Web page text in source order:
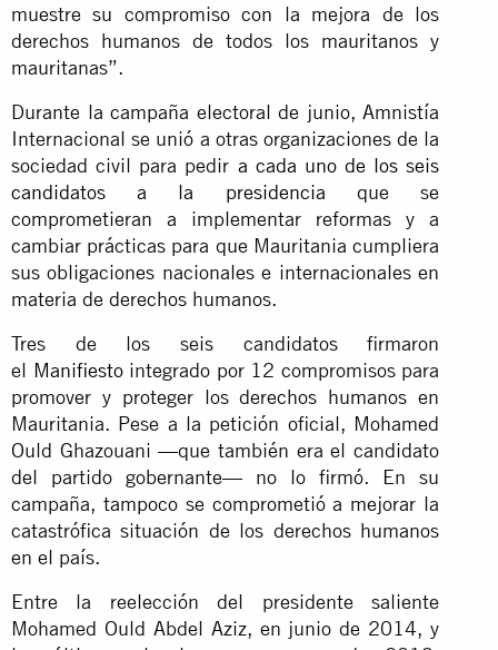
muestre su compromiso con la mejora de los
derechos humanos de todos los mauritanos y
mauritanas”.
Durante la campaña electoral de junio, Amnistía
Internacional se unió a otras organizaciones de la
sociedad civil para pedir a cada uno de los seis
candidatos a la presidencia que se
comprometieran a implementar reformas y a
cambiar prácticas para que Mauritania cumpliera
sus obligaciones nacionales e internacionales en
materia de derechos humanos.
Tres de los seis candidatos firmaron
el Manifiestointegrado por 12 compromisos para
promover y proteger los derechos humanos en
Mauritania. Pese a la petición oficial, Mohamed
Ould Ghazouani —que también era el candidato
del partido gobernante— no lo firmó. En su
campaña, tampoco se comprometió a mejorar la
catastrófica situación de los derechos humanos
en el país.
Entre la reelección del presidente saliente
Mohamed Ould Abdel Aziz, en junio de 2014, y